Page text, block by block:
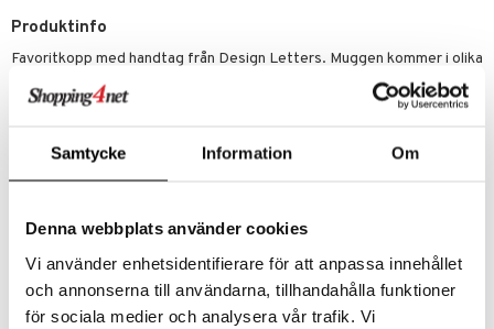
Samtycke Information Om
Denna webbplats använder cookies
Vi använder enhetsidentifierare för att anpassa innehållet
och annonserna till användarna, tillhandahålla funktioner
för sociala medier och analysera vår trafik. Vi
Produktinfo
Favoritkopp med handtag från Design Letters. Muggen kommer i olika
färger och har typografi av Arne Jacobsen. Mixa och matcha de
personliga porslinsmuggarna med olika ord och budskap för en
Storlek: Höjd: 8,5 cm, Diameter: 8 cm
Artikelnr
ICE87-1-LOV